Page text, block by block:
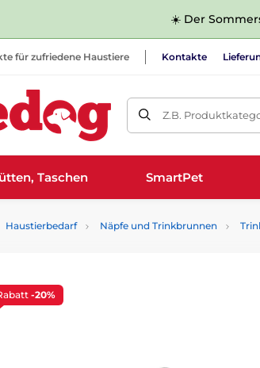
☀️ Der
für zufriedene Haustiere Kontakte
Z.B.
Taschen SmartPet
Haustierbedarf Näpfe und Trinkbrunnen
-20%